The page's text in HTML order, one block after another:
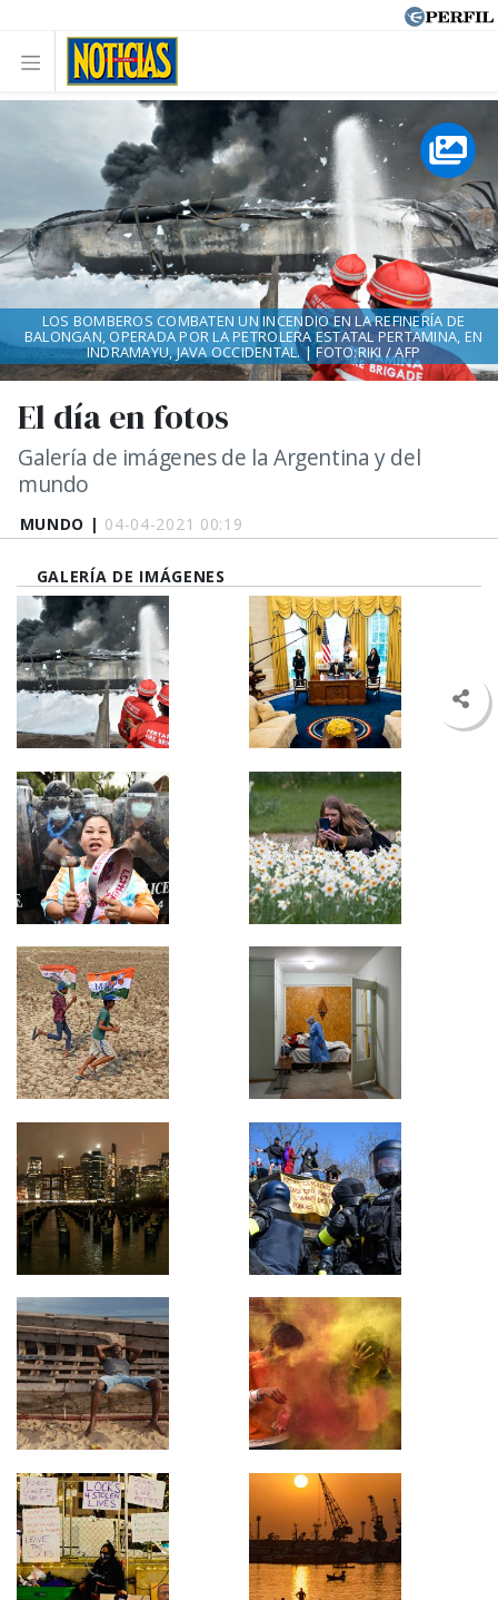
MUNDO | 04-04-2021 00:19
El día en fotos
Galería de imágenes de la Argentina y del
mundo
LOS BOMBEROS COMBATEN UN INCENDIO EN LA REFINERÍA DE
BALONGAN, OPERADA POR LA PETROLERA ESTATAL PERTAMINA, EN
INDRAMAYU, JAVA OCCIDENTAL. | FOTO:RIKI / AFP
GALERÍA DE IMÁGENES